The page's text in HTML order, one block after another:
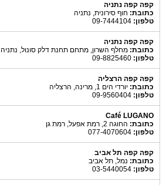
קפה קפה נתניה
כתובת: חוף סירונית, נתניה
טלפון:
קפה קפה נתניה
כתובת: מחלף השרון, מתחם תחנת דלק סונול, נתניה
טלפון:
קפה קפה הרצליה
כתובת: יורדי הים 1, מרינה, הרצליה
טלפון:
Café LUGANO
כתובת: החוגה 2, רמת אפעל, רמת גן
טלפון:
קפה קפה תל אביב
כתובת: נמל, תל אביב
טלפון: